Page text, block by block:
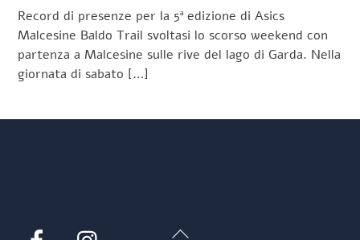
Record di presenze per la 5ª edizione di Asics
Malcesine Baldo Trail svoltasi lo scorso weekend con
partenza a Malcesine sulle rive del lago di Garda. Nella
giornata di sabato […]
Back
Facebook